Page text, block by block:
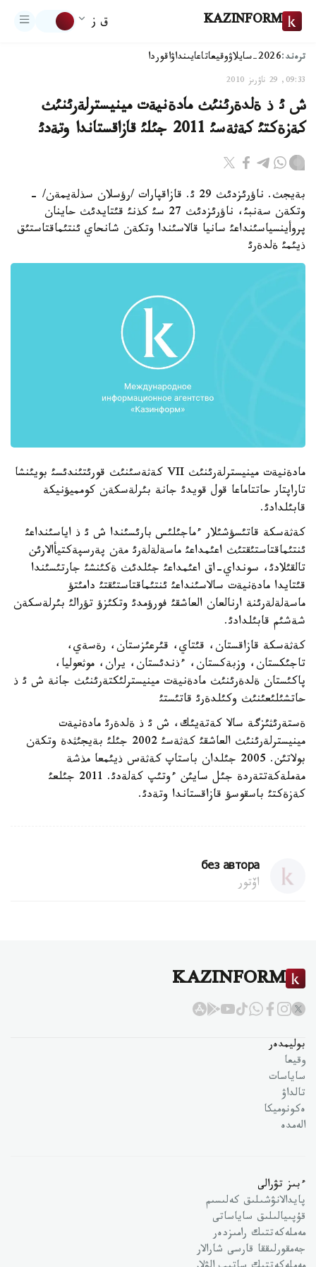
KAZINFORM ق ز
ترەند:2026-سايلاۋ وقيعاتاعايىنداۋاقوردا
09:33, 29 ناۋرىز 2010
ش ئ ذ ةلدةرئنئث مادةنيةت مينيسترلةرئنئث
كةزةكتئ كةثةسئ 2011 جئلئ قازاقستاندا وتةدئ
بةيجث. ناؤرئزدئث 29 ئ. قازاقپارات /رؤسلان سذلةيمةن/ -
وتكةن سةنبئ، ناؤرئزدئث 27 سئ كذنئ قئتايدئث حاينان
پروأينسياسئنداعئ سانيا قالاسئندا وتكةن شانحاي ئنتئماقتاستئق
ذيئمئ ةلدةرئ
مادةنيةت مينيسترلةرئنئث VII كةثةسئنئث قورئتئندئسئ بويئنشا
تاراپتار حاتتاماعا قول قويدئ جانة بئرلةسكةن كومميؤنيكة
قابئلدادئ.
كةثةسكة قاتئسؤشئلار ءماجئلئس بارئسئندا ش ئ ذ اياسئنداعئ
ئنتئماقتاستئقتئث اعئمداعئ ماسةلةلةرئ مةن پةرسپةكتيأالارئن
تالقئلادئ، سونداي-اق اعئمداعئ جئلدئث ةكئنشئ جارتئسئندا
قئتايدا مادةنيةت سالاسئنداعئ ئنتئماقتاستئقتئ دامئتؤ
ماسةلةلةرئنة ارنالعان العاشقئ فورؤمدئ وتكئزؤ تؤرالئ بئرلةسكةن
شةشئم قابئلدادئ.
كةثةسكة قازاقستان، قئتاي، قئرعئزستان، رةسةي،
تاجئكستان، وزبةكستان، ءذندئستان، يران، موثعوليا،
پاكئستان ةلدةرئنئث مادةنيةت مينيسترلئكتةرئنئث جانة ش ئ ذ
حاتشئلئعئنئث وكئلدةرئ قاتئستئ
ةستةرئثئزگة سالا كةتةيئك، ش ئ ذ ةلدةرئ مادةنيةت
مينيسترلةرئنئث العاشقئ كةثةسئ 2002 جئلئ بةيجئثدة وتكةن
بولاتئن. 2005 جئلدان باستاپ كةثةس ذيئمعا مذشة
مةملةكةتتةردة جئل سايئن ءوتئپ كةلةدئ. 2011 جئلعئ
كةزةكتئ باسقوسؤ قازاقستاندا وتةدئ.
без автора
اۆتور
KAZINFORM
بوليمدەر
وقيعا
ساياسات
تالداۋ
ەكونوميكا
الەمدە
ءبىز تۋرالى
پايدالانۋشىلىق كەلىسىم
قۇپىيالىلىق ساياساتى
مەملەكەتتىك رامىزدەر
جەمقورلىققا قارسى شارالار